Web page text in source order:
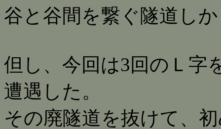
谷と谷間を繋ぐ隧道し
但し、今回は3回のＬ字
遭遇した。
その廃隧道を抜けて、